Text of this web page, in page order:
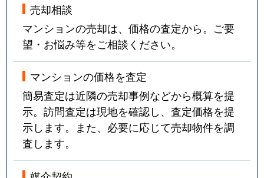
売却相談
マンションの売却は、価格の査定から。ご要
望・お悩み等をご相談ください。
マンションの価格を査定
簡易査定は近隣の売却事例などから概算を提
示。訪問査定は現地を確認し、査定価格を提
示します。また、必要に応じて売却物件を調
査します。